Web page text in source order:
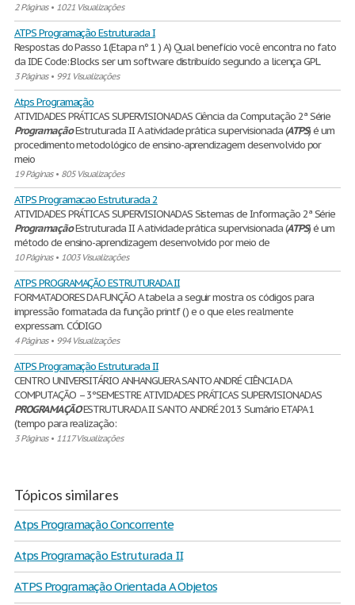
2 Páginas• 1021 Visualizações
ATPS Programação Estruturada I
Respostas do Passo 1(Etapa nº 1 ) A) Qual benefício você encontra no fato
da IDE Code::Blocks ser um software distribuído segundo a licença GPL
3 Páginas• 991 Visualizações
Atps Programação
ATIVIDADES PRÁTICAS SUPERVISIONADAS Ciência da Computação 2ª Série
ProgramaçãoEstruturada II A atividade prática supervisionada (ATPS) é um
procedimento metodológico de ensino-aprendizagem desenvolvido por
meio
19 Páginas• 805 Visualizações
ATPS Programacao Estruturada 2
ATIVIDADES PRÁTICAS SUPERVISIONADAS Sistemas de Informação 2ª Série
ProgramaçãoEstruturada II A atividade prática supervisionada (ATPS) é um
método de ensino-aprendizagem desenvolvido por meio de
10 Páginas• 1003 Visualizações
ATPS PROGRAMAÇÃO ESTRUTURADA II
FORMATADORES DA FUNÇÃO A tabela a seguir mostra os códigos para
impressão formatada da função printf ( ) e o que eles realmente
expressam. CÓDIGO
4 Páginas• 994 Visualizações
ATPS Programação Estruturada II
CENTRO UNIVERSITÁRIO ANHANGUERA SANTO ANDRÉ CIÊNCIA DA
COMPUTAÇÃO – 3ºSEMESTRE ATIVIDADES PRÁTICAS SUPERVISIONADAS
PROGRAMAÇÃOESTRUTURADA II SANTO ANDRÉ 2013 Sumário ETAPA 1
(tempo para realização:
3 Páginas• 1117 Visualizações
Tópicos similares
Atps Programação Concorrente
Atps Programação Estruturada II
ATPS Programação Orientada A Objetos